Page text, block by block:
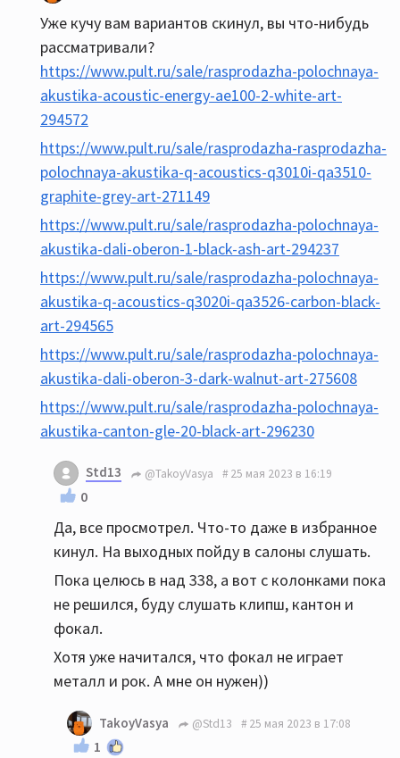
Уже кучу вам вариантов скинул, вы что-нибудь
рассматривали?
https://www.pult.ru/sale/rasprodazha-polochnaya-
akustika-acoustic-energy-ae100-2-white-art-
294572
https://www.pult.ru/sale/rasprodazha-rasprodazha-
polochnaya-akustika-q-acoustics-q3010i-qa3510-
graphite-grey-art-271149
https://www.pult.ru/sale/rasprodazha-polochnaya-
akustika-dali-oberon-1-black-ash-art-294237
https://www.pult.ru/sale/rasprodazha-polochnaya-
akustika-q-acoustics-q3020i-qa3526-carbon-black-
art-294565
https://www.pult.ru/sale/rasprodazha-polochnaya-
akustika-dali-oberon-3-dark-walnut-art-275608
https://www.pult.ru/sale/rasprodazha-polochnaya-
akustika-canton-gle-20-black-art-296230
Std13 @TakoyVasya 25 мая 2023 в 16:19
0
Да, все просмотрел. Что-то даже в избранное
кинул. На выходных пойду в салоны слушать.
Пока целюсь в над 338, а вот с колонками пока
не решился, буду слушать клипш, кантон и
фокал.
Хотя уже начитался, что фокал не играет
металл и рок. А мне он нужен))
TakoyVasya @Std13 25 мая 2023 в 17:08
1